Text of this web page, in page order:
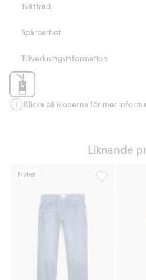
Tvättråd
Spårbarhet
Tillverkningsinformation
Klicka på ikonerna för mer
Liknande
Nyhet
Regular